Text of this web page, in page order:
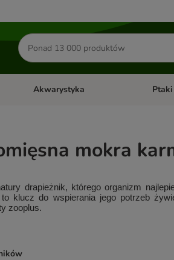
Szukaj
produktów
Otwórz menu kategorii: Małe zwierzęta
Akwarystyka Ptaki
mokra
drapieżnik, którego organizm
to klucz do wspierania jego potrzeb
zooplus.